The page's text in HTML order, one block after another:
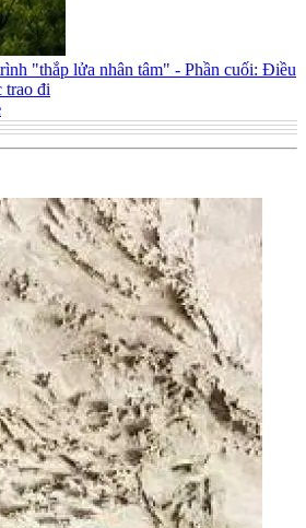
"thắp lửa nhân tâm" - Phần cuối: Điều
trao đi